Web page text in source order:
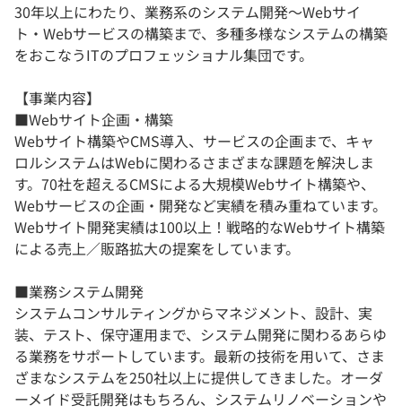
30年以上にわたり、業務系のシステム開発〜Webサイ
ト・Webサービスの構築まで、多種多様なシステムの構築
をおこなうITのプロフェッショナル集団です。
【事業内容】
■Webサイト企画・構築
Webサイト構築やCMS導入、サービスの企画まで、キャ
ロルシステムはWebに関わるさまざまな課題を解決しま
す。70社を超えるCMSによる大規模Webサイト構築や、
Webサービスの企画・開発など実績を積み重ねています。
Webサイト開発実績は100以上！戦略的なWebサイト構築
による売上／販路拡大の提案をしています。
■業務システム開発
システムコンサルティングからマネジメント、設計、実
装、テスト、保守運用まで、システム開発に関わるあらゆ
る業務をサポートしています。最新の技術を用いて、さま
ざまなシステムを250社以上に提供してきました。オーダ
ーメイド受託開発はもちろん、システムリノベーションや